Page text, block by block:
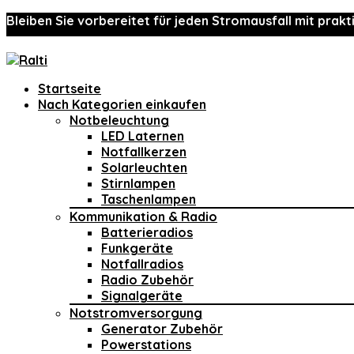
Bleiben Sie vorbereitet für jeden Stromausfall mit
Startseite
Nach Kategorien einkaufen
Notbeleuchtung
LED Laternen
Notfallkerzen
Solarleuchten
Stirnlampen
Taschenlampen
Kommunikation & Radio
Batterieradios
Funkgeräte
Notfallradios
Radio Zubehör
Signalgeräte
Notstromversorgung
Generator Zubehör
Powerstations